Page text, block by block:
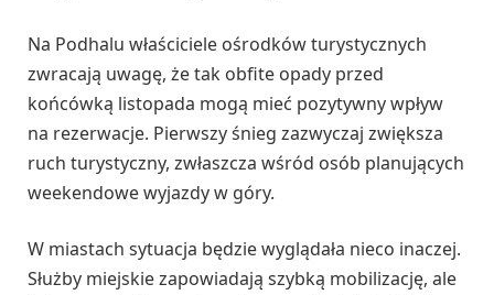
Na Podhalu właściciele ośrodków turystycznych
zwracają uwagę, że tak obfite opady przed
końcówką listopada mogą mieć pozytywny wpływ
na rezerwacje. Pierwszy śnieg zazwyczaj zwiększa
ruch turystyczny, zwłaszcza wśród osób planujących
weekendowe wyjazdy w góry.
W miastach sytuacja będzie wyglądała nieco inaczej.
Służby miejskie zapowiadają szybką mobilizację, ale